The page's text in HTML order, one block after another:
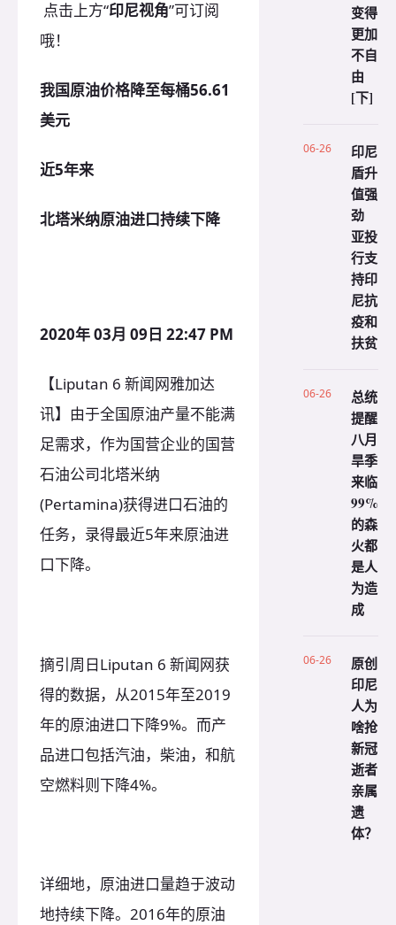
点击上方“印尼视角”可订阅
哦！
我国原油价格降至每桶56.61
美元
近5年来
北塔米纳原油进口持续下降
2020年 03月 09日 22:47 PM
【Liputan 6 新闻网雅加达
讯】由于全国原油产量不能满
足需求，作为国营企业的国营
石油公司北塔米纳
(Pertamina)获得进口石油的
任务，录得最近5年来原油进
口下降。
摘引周日Liputan 6 新闻网获
得的数据，从2015年至2019
年的原油进口下降9%。而产
品进口包括汽油，柴油，和航
空燃料则下降4%。
详细地，原油进口量趋于波动
地持续下降。2016年的原油
变得
更加
不自
由
[下]
06-26
印尼
盾升
值强
劲
亚投
行支
持印
尼抗
疫和
扶贫
06-26
总统
提醒
八月
旱季
来临
99%
的森
火都
是人
为造
成
06-26
原创
印尼
人为
啥抢
新冠
逝者
亲属
遗
体？